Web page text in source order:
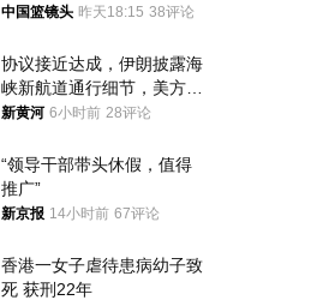
普森
中国篮镜头 昨天18:15 38评论
协议接近达成，伊朗披露海
峡新航道通行细节，美方再
提“倒计时”
新黄河 6小时前 28评论
“领导干部带头休假，值得
推广”
新京报 14小时前 67评论
香港一女子虐待患病幼子致
死 获刑22年